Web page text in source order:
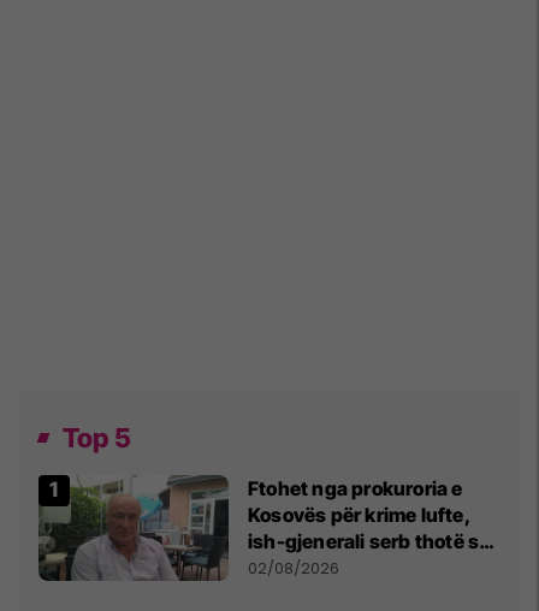
Top 5
Ftohet nga prokuroria e
Kosovës për krime lufte,
ish-gjenerali serb thotë se
dikush e tradhtoi në
02/08/2026